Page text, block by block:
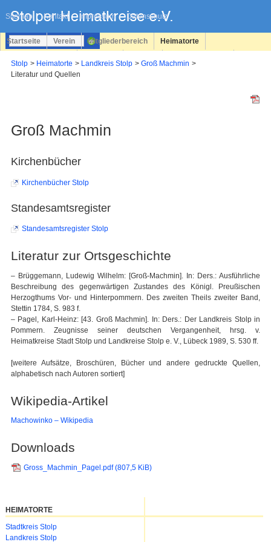
Sitemap Kontakt Impressum Datenschutz
überspringen
Startseite Verein Mitgliederbereich Heimatorte
Login
Stolp Heimatorte Landkreis Stolp
Groß Machmin
Literatur und Quellen
Groß Machmin
Kirchenbücher
Kirchenbücher Stolp
Standesamtsregister
Standesamtsregister Stolp
Literatur zur Ortsgeschichte
– Brüggemann, Ludewig Wilhelm: [Groß-Machmin]. In: Ders.: Ausführliche
Beschreibung des gegenwärtigen Zustandes des Königl. Preußischen
Herzogthums Vor- und Hinterpommern. Des zweiten Theils zweiter Band,
Stettin 1784, S. 983 f.
– Pagel, Karl-Heinz: [43. Groß Machmin]. In: Ders.: Der Landkreis Stolp in
Pommern. Zeugnisse seiner deutschen Vergangenheit, hrsg. v.
Heimatkreise Stadt Stolp und Landkreise Stolp e. V., Lübeck 1989, S. 530 ff.
[weitere Aufsätze, Broschüren, Bücher und andere gedruckte Quellen,
alphabetisch nach Autoren sortiert]
Wikipedia-Artikel
Machowinko – Wikipedia
Downloads
Gross_Machmin_Pagel.pdf(807,5 KiB)
HEIMATORTE
Navigation
überspringen
Stadtkreis Stolp
Landkreis Stolp